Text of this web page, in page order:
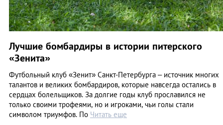
Лучшие бомбардиры в истории питерского
«Зенита»
Футбольный клуб «Зенит» Санкт-Петербурга – источник многих
талантов и великих бомбардиров, которые навсегда остались в
сердцах болельщиков. За долгие годы клуб прославился не
только своими трофеями, но и игроками, чьи голы стали
символом триумфов. По Читать еще